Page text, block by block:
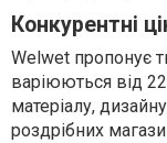
Конкурентні
Welwet пропонує
варіюються від
матеріалу,
роздрібних